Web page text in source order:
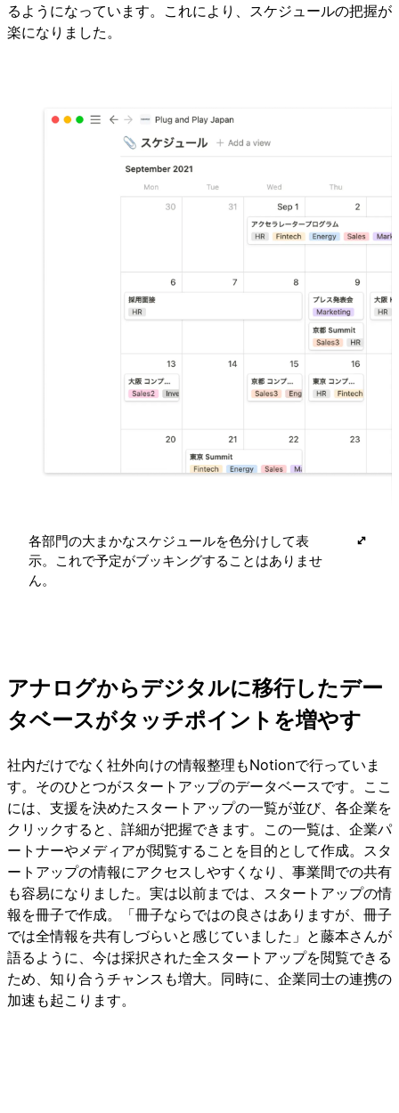
るようになっています。これにより、スケジュールの把握が
楽になりました。
各部門の大まかなスケジュールを色分けして表
示。これで予定がブッキングすることはありませ
ん。
アナログからデジタルに移行したデー
タベースがタッチポイントを増やす
社内だけでなく社外向けの情報整理もNotionで行っていま
す。そのひとつがスタートアップのデータベースです。ここ
には、支援を決めたスタートアップの一覧が並び、各企業を
クリックすると、詳細が把握できます。この一覧は、企業パ
ートナーやメディアが閲覧することを目的として作成。スタ
ートアップの情報にアクセスしやすくなり、事業間での共有
も容易になりました。実は以前までは、スタートアップの情
報を冊子で作成。「冊子ならではの良さはありますが、冊子
では全情報を共有しづらいと感じていました」と藤本さんが
語るように、今は採択された全スタートアップを閲覧できる
ため、知り合うチャンスも増大。同時に、企業同士の連携の
加速も起こります。